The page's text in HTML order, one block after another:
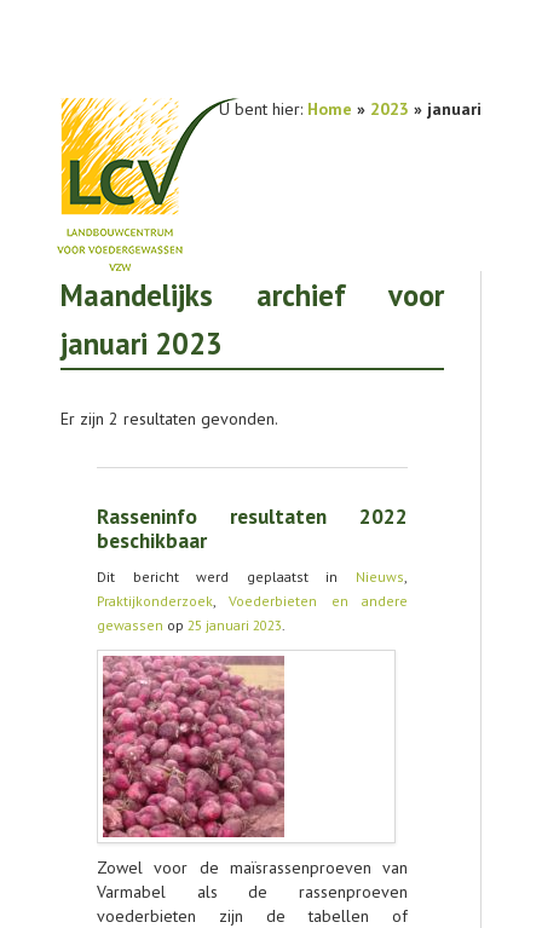
U bent hier: Home » 2023 » januari
NIEUWS
PRAKTIJKONDERZOEK
OVER LCV
CONTACT
Maandelijks archief voor
januari 2023
Er zijn 2 resultaten gevonden.
Rasseninfo resultaten 2022
beschikbaar
Dit bericht werd geplaatst in Nieuws,
Praktijkonderzoek,Voederbieten en andere
gewassen op 25 januari 2023.
Zowel voor de maïsrassenproeven van
Varmabel als de rassenproeven
voederbieten zijn de tabellen of